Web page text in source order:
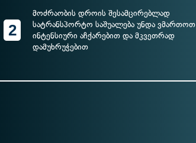
2
მოძრაობის დროის შესამცირებლად
სატრანსპორტო საშუალება უნდა ვმართოთ
ინტენსიური აჩქარებით და მკვეთრად
დამუხრუჭებით